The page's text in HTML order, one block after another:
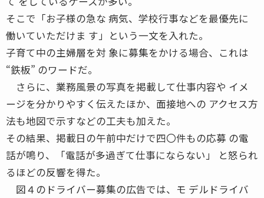
そこで「お子様の急な 病気、学校行事などを最優先に
働いていただけま す」という一文を入れた。
子育て中の主婦層を対 象に募集をかける場合、これは
“鉄板” のワードだ。
さらに、業務風景の写真を掲載して仕事内容や イメ
ージを分かりやすく伝えたほか、面接地への アクセス方
法も地図で示すなどの工夫も加えた。
その結果、掲載日の午前中だけで四〇件もの応募 の電
話が鳴り、「電話が多過ぎて仕事にならない」 と怒られ
るほどの反響を得た。
図４のドライバー募集の広告では、モ デルドライバ